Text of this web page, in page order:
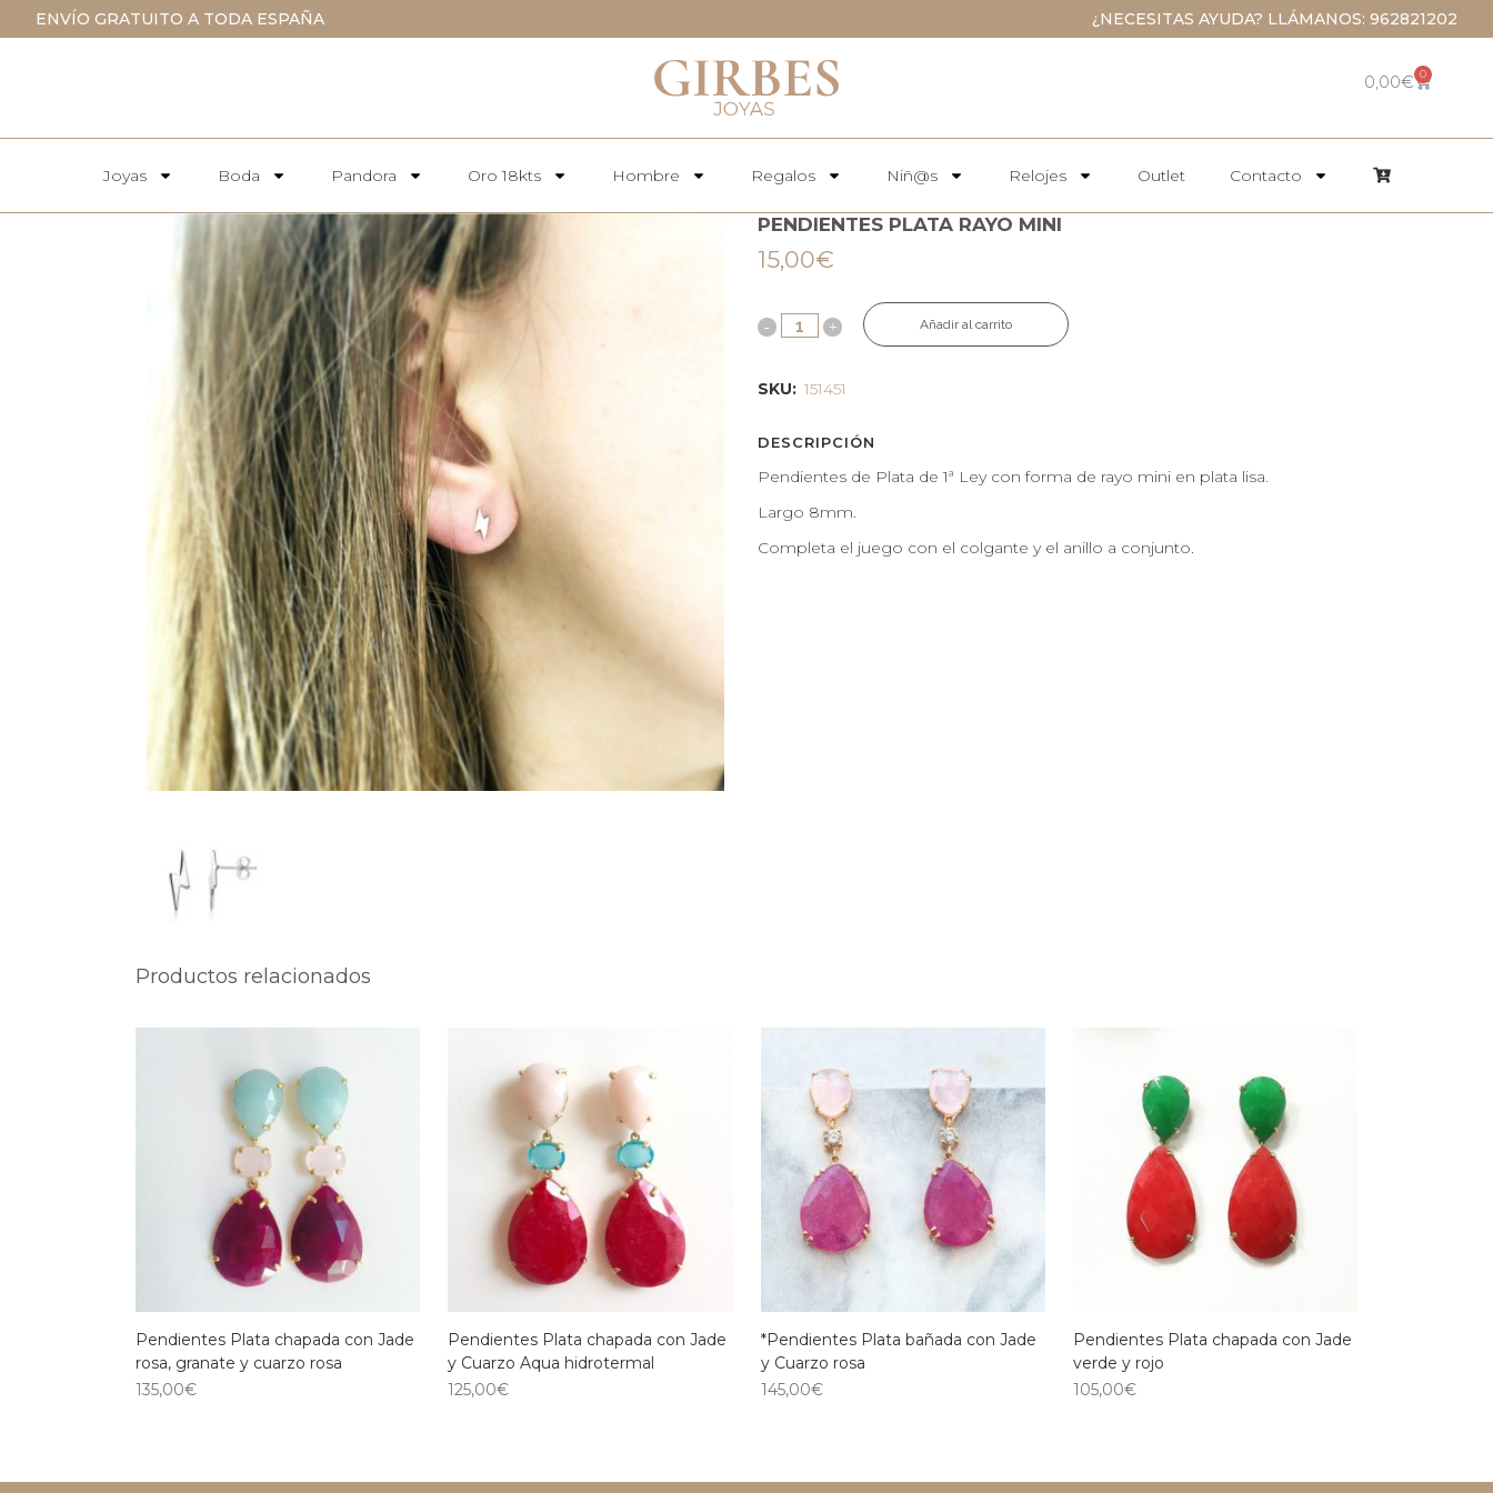
ENVÍO GRATUITO A TODA ESPAÑA ¿NECESITAS AYUDA? LLÁMANOS: 962821202
0,00€ 0
Joyas Boda Pandora Oro 18kts Hombre Regalos Niñ@s Relojes Outlet Contacto
PENDIENTES PLATA RAYO MINI
15,00€
Añadir al carrito
SKU: 151451
DESCRIPCIÓN
Pendientes de Plata de 1ª Ley con forma de rayo mini en plata lisa.
Largo 8mm.
Completa el juego con el colgante y el anillo a conjunto.
Productos relacionados
Pendientes Plata chapada con Jade
rosa, granate y cuarzo rosa
135,00€
Pendientes Plata chapada con Jade
y Cuarzo Aqua hidrotermal
125,00€
*Pendientes Plata bañada con Jade
y Cuarzo rosa
145,00€
Pendientes Plata chapada con Jade
verde y rojo
105,00€